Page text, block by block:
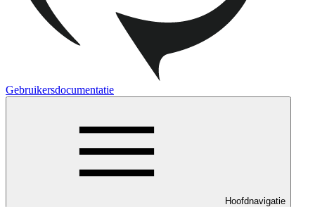
Gebruikersdocumentatie
Hoofdnavigatie